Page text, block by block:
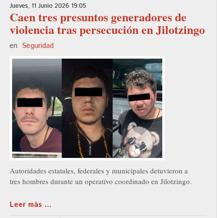
Jueves, 11 Junio 2026 19:05
Caen tres presuntos generadores de
violencia tras persecución en Jilotzingo
en Seguridad
Autoridades estatales, federales y municipales detuvieron a
tres hombres durante un operativo coordinado en Jilotzingo.
Leer más ...